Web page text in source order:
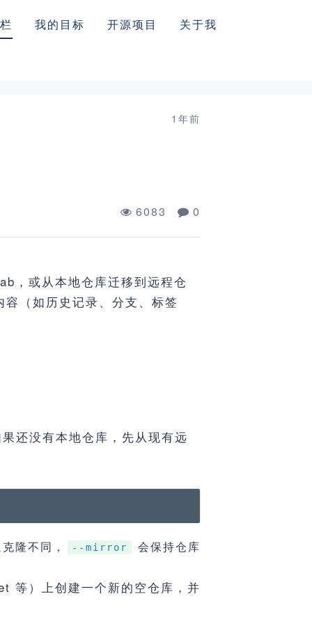
我的目标 开源项目 关于我
1年前
6083 0
，或从本地仓库迁移到远程仓
（如历史记录、分支、标签
还没有本地仓库，先从现有远
隆不同， --mirror 会保持仓库
等）上创建一个新的空仓库，并